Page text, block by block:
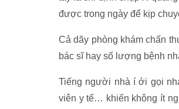
được trong ngày để kịp
Cả dãy phòng khám chấn
bác sĩ hay số lượng bệnh
Tiếng người nhà í ới gọi
viên y tế… khiến không ít